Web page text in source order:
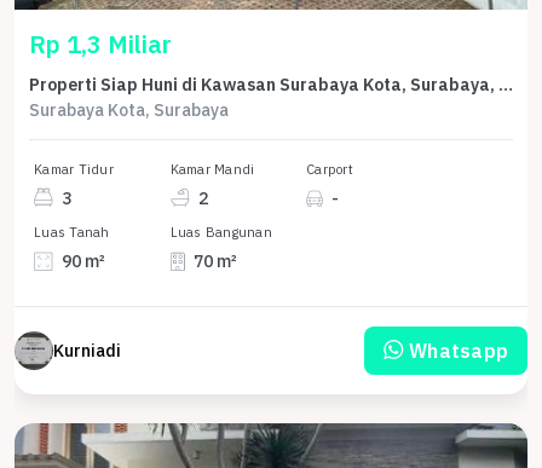
Rp 1,3 Miliar
Properti Siap Huni di Kawasan Surabaya Kota, Surabaya, LT 90m²
Surabaya Kota, Surabaya
Kamar Tidur
3
Kamar Mandi
2
Carport
-
Luas Tanah
90 m²
Luas Bangunan
70 m²
Kurniadi Whatsapp